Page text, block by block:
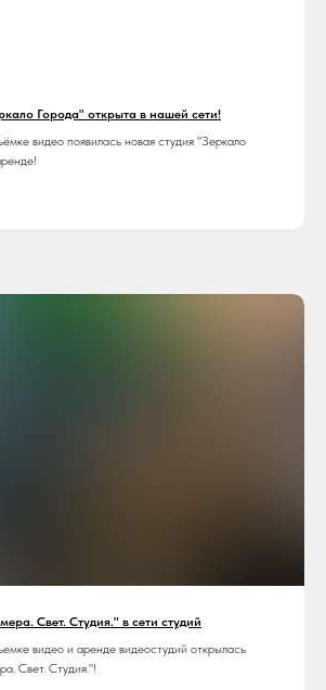
Города" открыта в нашей сети!
видео появилась новая студия "Зеркало
Свет. Студия." в сети студий
видео и аренде видеостудий открылась
Свет. Студия."!